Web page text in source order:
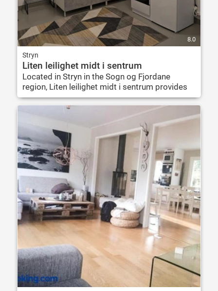
8.0
Stryn
Liten leilighet midt i sentrum
Located in Stryn in the Sogn og Fjordane
region, Liten leilighet midt i sentrum provides